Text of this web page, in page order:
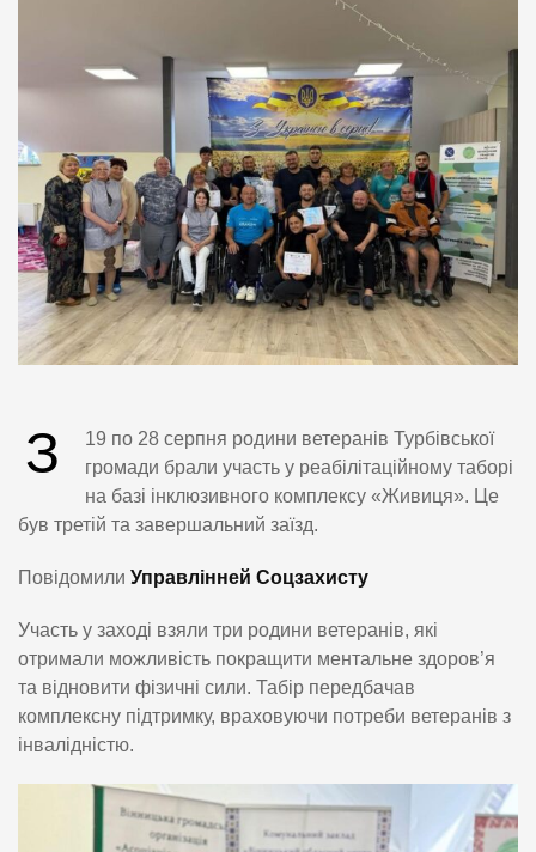
З
19 по 28 серпня родини ветеранів Турбівської
громади брали участь у реабілітаційному таборі
на базі інклюзивного комплексу «Живиця». Це
був третій та завершальний заїзд.
Повідомили Управлінней Соцзахисту
Участь у заході взяли три родини ветеранів, які
отримали можливість покращити ментальне здоров’я
та відновити фізичні сили. Табір передбачав
комплексну підтримку, враховуючи потреби ветеранів з
інвалідністю.